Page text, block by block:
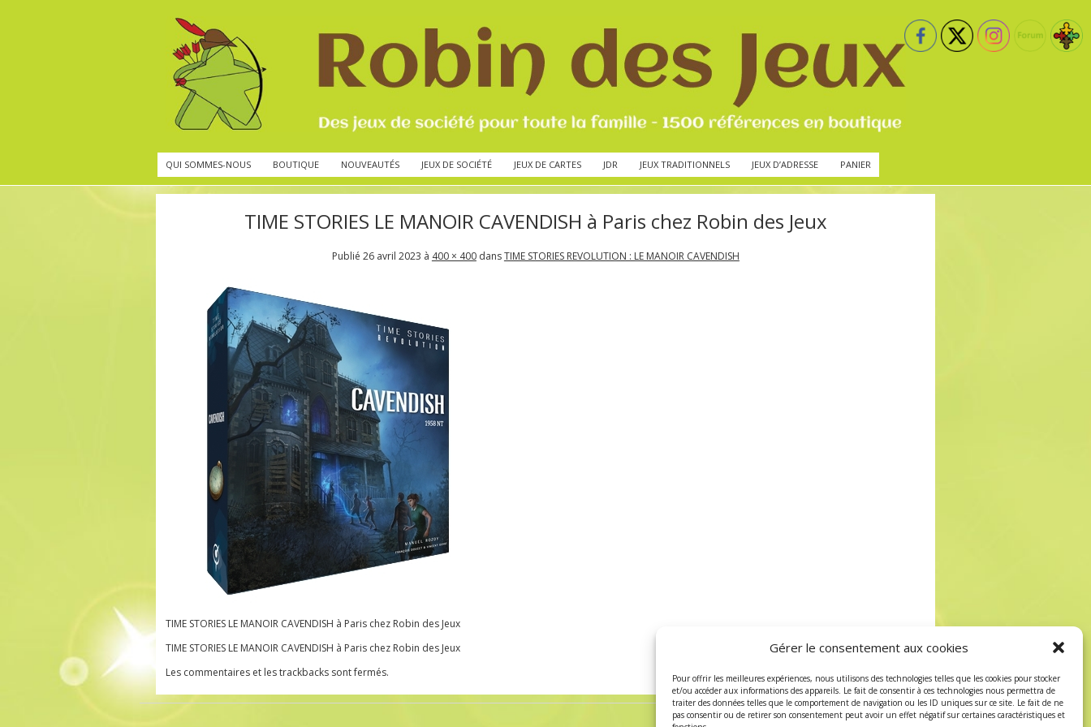
Gérer le consentement aux cookies
Pour offrir les meilleures expériences, nous utilisons des technologies telles que les cookies pour stocker
et/ou accéder aux informations des appareils. Le fait de consentir à ces technologies nous permettra de
traiter des données telles que le comportement de navigation ou les ID uniques sur ce site. Le fait de ne
pas consentir ou de retirer son consentement peut avoir un effet négatif sur certaines caractéristiques et
QUI SOMMES-NOUS BOUTIQUE NOUVEAUTÉS JEUX DE SOCIÉTÉ JEUX DE CARTES JDR JEUX TRADITIONNELS JEUX D’ADRESSE PANIER
TIME STORIES LE MANOIR CAVENDISH à Paris chez Robin des Jeux
Publié 26 avril 2023 à 400 × 400dansTIME STORIES REVOLUTION : LE MANOIR CAVENDISH
TIME STORIES LE MANOIR CAVENDISH à Paris chez Robin des Jeux
TIME STORIES LE MANOIR CAVENDISH à Paris chez Robin des Jeux
Les commentaires et les trackbacks sont fermés.